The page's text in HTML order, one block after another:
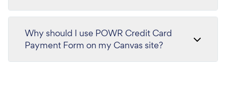
Why should I use POWR Credit Card
Payment Form on my Canvas site?